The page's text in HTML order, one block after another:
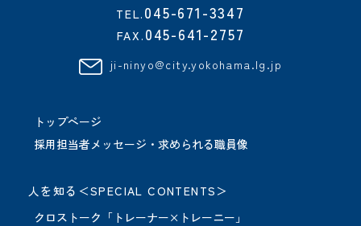
トップページ
採用担当者メッセージ・求められる職員像
TEL. 045-671-3347
FAX. 045-641-2757
ji-ninyo@city.yokohama.lg.jp
人を知る＜SPECIAL CONTENTS＞
クロストーク「トレーナー×トレーニー」